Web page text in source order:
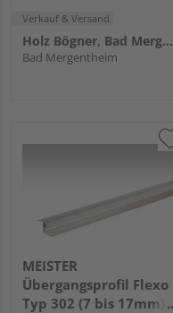
Verkauf & Versand
Holz Bögner, Bad Mergentheim
Bad Mergentheim
MEISTER
Übergangsprofil Flexo
Typ 302 (7 bis 17mm)